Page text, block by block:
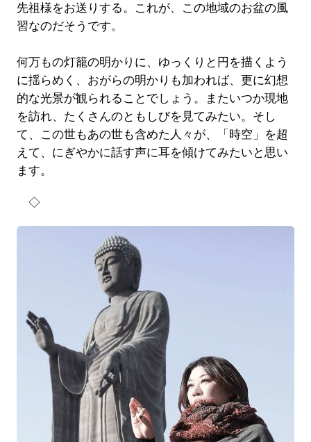
先祖様をお送りする。これが、この地域のお盆の風
習なのだそうです。
何万もの灯籠の明かりに、ゆっくりと円を描くよう
に揺らめく、おがらの明かりも加われば、更に幻想
的な光景が観られることでしょう。またいつか現地
を訪れ、たくさんのともしびを見てみたい。そし
て、この世もあの世も含めた人々が、「時空」を超
えて、にぎやかに話す声に耳を傾けてみたいと思い
ます。
◇